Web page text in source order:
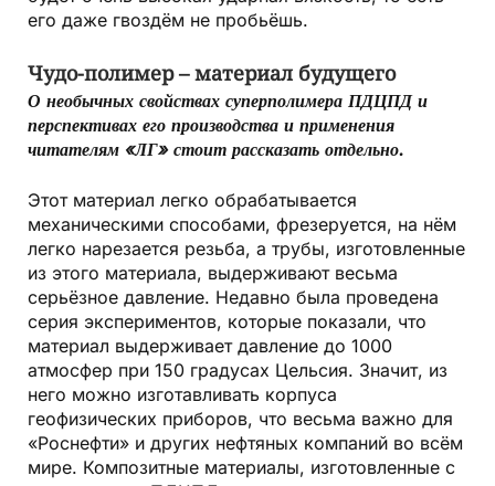
его даже гвоздём не пробьёшь.
Чудо-полимер – материал будущего
О необычных свойствах суперполимера ПДЦПД и
перспективах его производства и применения
читателям «ЛГ» стоит рассказать отдельно.
Этот материал легко обрабатывается
механическими способами, фрезеруется, на нём
легко нарезается резьба, а трубы, изготовленные
из этого материала, выдерживают весьма
серьёзное давление. Недавно была проведена
серия экспериментов, которые показали, что
материал выдерживает давление до 1000
атмосфер при 150 градусах Цельсия. Значит, из
него можно изготавливать корпуса
геофизических приборов, что весьма важно для
«Роснефти» и других нефтяных компаний во всём
мире. Композитные материалы, изготовленные с